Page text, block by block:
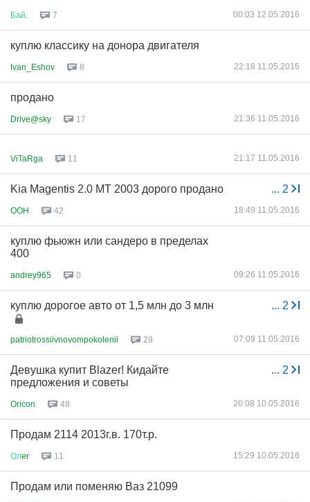
Бай 7 00:03 12.05.2016
куплю классику на донора двигателя
Ivan_Eshov 8 22:18 11.05.2016
продано
Drive@sky 17 21:36 11.05.2016
ViTaRga 11 21:17 11.05.2016
... 2
Kia Magentis 2.0 MT 2003 дорого продано
OOH 42 18:49 11.05.2016
куплю фьюжн или сандеро в пределах
400
andrey965 0 09:26 11.05.2016
... 2
куплю дорогое авто от 1,5 млн до 3 млн
patriotrossiivnovompokolenii 29 07:09 11.05.2016
... 2
Девушка купит Blazer! Кидайте
предложения и советы
Oricon 48 20:08 10.05.2016
Продам 2114 2013г.в. 170т.р.
Олer 11 15:29 10.05.2016
Продам или поменяю Ваз 21099